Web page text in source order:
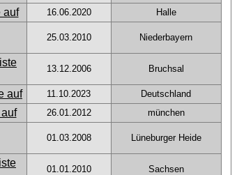
16.06.2020 Halle
25.03.2010 Niederbayern
13.12.2006 Bruchsal
11.10.2023
Deutschland
26.01.2012 münchen
01.03.2008 Lüneburger Heide
01.01.2010 Sachsen